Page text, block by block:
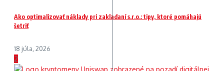
Ako optimalizovať náklady pri zakladaní s.r.o.: tipy, ktoré pomáhajú
šetriť
18 júla, 2026
2